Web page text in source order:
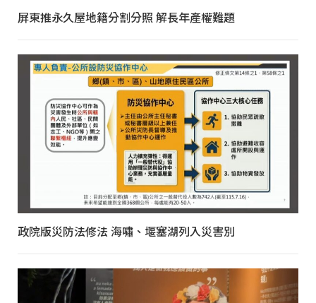
屏東推永久屋地籍分割分照 解長年產權難題
政院版災防法修法 海嘯、堰塞湖列入災害別